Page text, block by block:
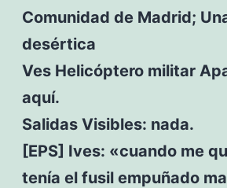
Comunidad de Madrid;
desértica
Ves Helicóptero militar
aquí.
Salidas Visibles: nada.
[EPS] Ives: «cuando me
tenía el fusil empuñado